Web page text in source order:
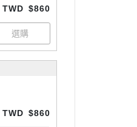
TWD $860
TWD $860